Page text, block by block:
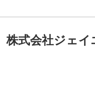
株式会社ジェイ